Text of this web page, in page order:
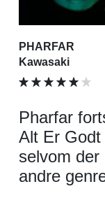
PHARFAR
Kawasaki
Pharfar
Alt Er
selvom
andre